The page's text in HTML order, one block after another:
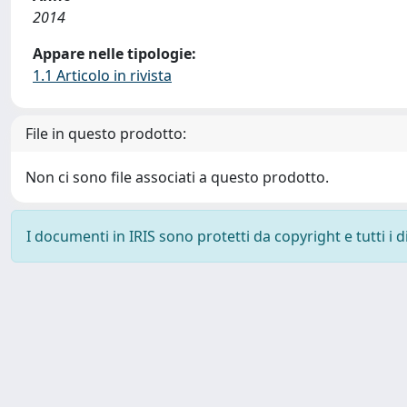
2014
Appare nelle tipologie:
1.1 Articolo in rivista
File in questo prodotto:
Non ci sono file associati a questo prodotto.
I documenti in IRIS sono protetti da copyright e tutti i